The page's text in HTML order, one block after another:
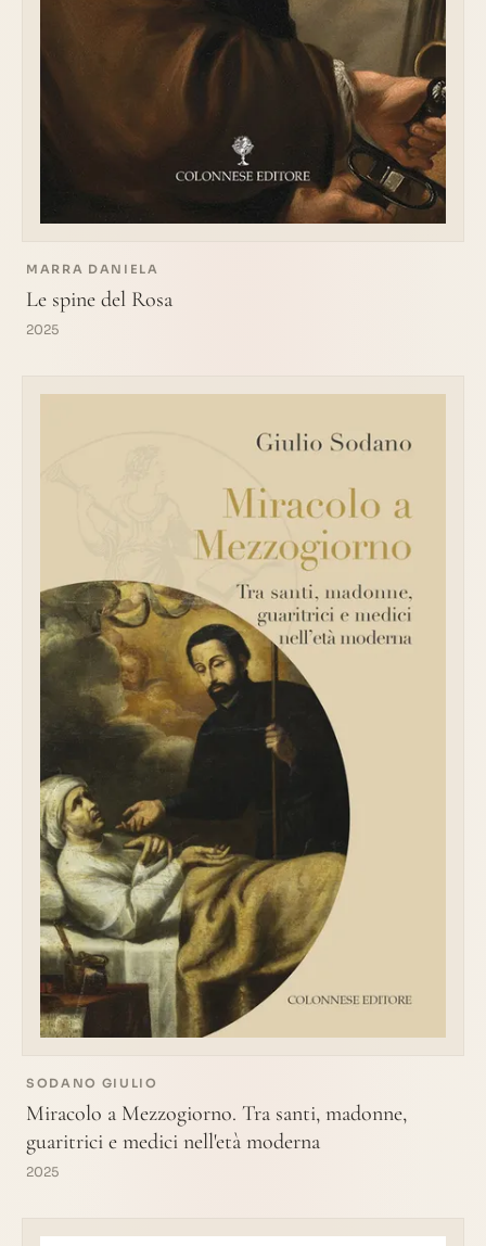
MARRA DANIELA
Le spine del Rosa
2025
SODANO GIULIO
Miracolo a Mezzogiorno. Tra santi, madonne,
guaritrici e medici nell'età moderna
2025